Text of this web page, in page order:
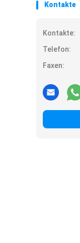
Kontakte
Kontakte:
Telefon:
Faxen: